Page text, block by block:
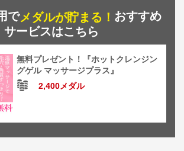
でメダルが貯まる！ おすすめ
サービスはこちら
無料プレゼント！『ホットクレンジン
グゲル マッサージプラス』
2,400メダル